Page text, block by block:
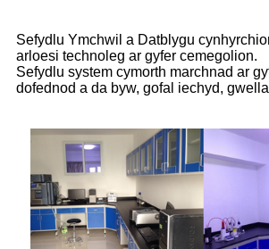
Sefydlu Ymchwil a Datblygu
arloesi technoleg ar gyfer cemegolion.
Sefydlu system cymorth marchnad ar
dofednod a da byw, gofal iechyd,